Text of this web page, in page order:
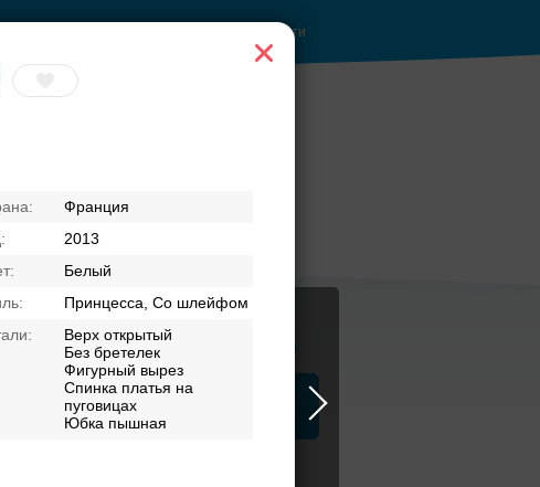
Франция
2013
Белый
Принцесса, Со шлейфом
Верх открытый
Без бретелек
Фигурный вырез
Спинка платья на
пуговицах
Юбка пышная
Войти
Журнал
ЗАГСы